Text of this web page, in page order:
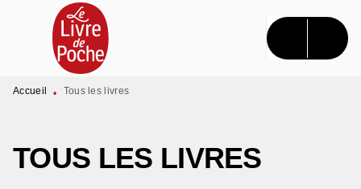
MENU RECHERCHE CONTENU
PIED DE PAGE
Accueil • Tous les livres
TOUS LES LIVRES